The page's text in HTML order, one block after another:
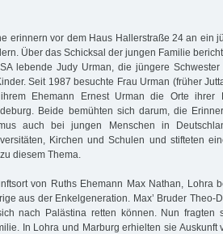
erinnern vor dem Haus Hallerstraße 24 an ein
Über das Schicksal der jungen Familie
lebende Judy Urman, die jüngere
Seit 1987 besuchte Frau Urman (früher
Ehemann Ernest Urman die Orte ihrer
Beide bemühten sich darum, die
auch bei jungen Menschen in
Kirchen und Schulen und stifteten
diesem Thema.
von Ruths Ehemann Max Nathan, Lohra
aus der Enkelgeneration. Max’ Bruder Theo-
nach Palästina retten können. Nun fragten
In Lohra und Marburg erhielten sie Auskunft